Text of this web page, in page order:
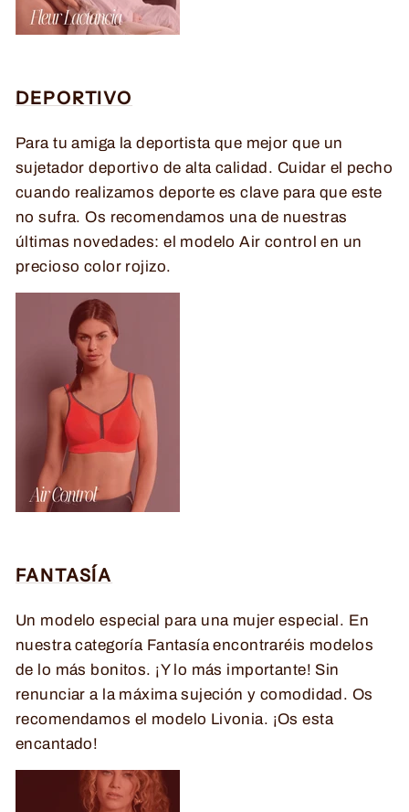
DEPORTIVO
Para tu amiga la deportista que mejor que un
sujetador deportivo de alta calidad. Cuidar el pecho
cuando realizamos deporte es clave para que este
no sufra. Os recomendamos una de nuestras
últimas novedades: el modelo Air control en un
precioso color rojizo.
FANTASÍA
Un modelo especial para una mujer especial. En
nuestra categoría Fantasía encontraréis modelos
de lo más bonitos. ¡Y lo más importante! Sin
renunciar a la máxima sujeción y comodidad. Os
recomendamos el modelo Livonia. ¡Os esta
encantado!